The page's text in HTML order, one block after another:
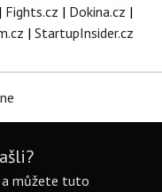
| Fights.cz | Dokina.cz |
| StartupInsider.cz
a můžete tuto